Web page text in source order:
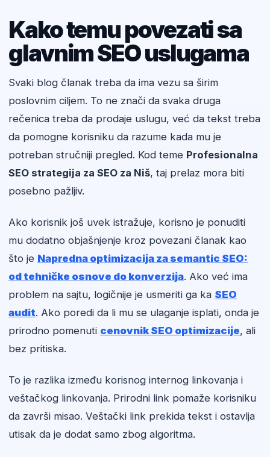
Kako temu povezati sa
glavnim SEO uslugama
Svaki blog članak treba da ima vezu sa širim
poslovnim ciljem. To ne znači da svaka druga
rečenica treba da prodaje uslugu, već da tekst treba
da pomogne korisniku da razume kada mu je
potreban stručniji pregled. Kod teme Profesionalna
SEO strategija za SEO za Niš, taj prelaz mora biti
posebno pažljiv.
Ako korisnik još uvek istražuje, korisno je ponuditi
mu dodatno objašnjenje kroz povezani članak kao
što je Napredna optimizacija za semantic SEO:
od tehničke osnove do konverzija. Ako već ima
problem na sajtu, logičnije je usmeriti ga ka SEO
audit. Ako poredi da li mu se ulaganje isplati, onda je
prirodno pomenuti cenovnik SEO optimizacije, ali
bez pritiska.
To je razlika između korisnog internog linkovanja i
veštačkog linkovanja. Prirodni link pomaže korisniku
da završi misao. Veštački link prekida tekst i ostavlja
utisak da je dodat samo zbog algoritma.